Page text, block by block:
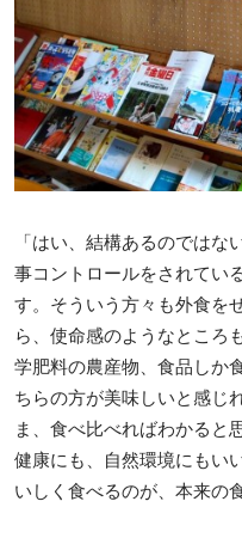
「はい、結構あるのでは
事コントロールをされてい
す。そういう方々も外食を
ら、使命感のようなところ
学肥料の農産物、食品しか
ちらの方が美味しいと感じ
ま、食べ比べればわかると
健康にも、自然環境にもい
いしく食べるのが、本来の